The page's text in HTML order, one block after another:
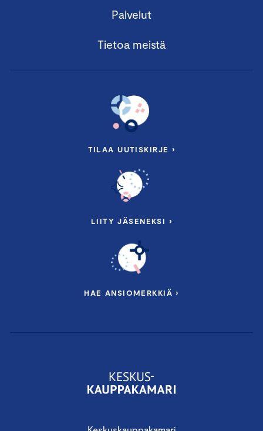
Palvelut
Tietoa meistä
TILAA UUTISKIRJE ›
LIITY JÄSENEKSI ›
HAE ANSIOMERKKIÄ ›